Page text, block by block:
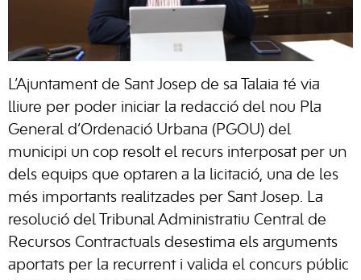
L’Ajuntament de Sant Josep de sa Talaia té via
lliure per poder iniciar la redacció del nou Pla
General d’Ordenació Urbana (PGOU) del
municipi un cop resolt el recurs interposat per un
dels equips que optaren a la licitació, una de les
més importants realitzades per Sant Josep. La
resolució del Tribunal Administratiu Central de
Recursos Contractuals desestima els arguments
aportats per la recurrent i valida el concurs públic